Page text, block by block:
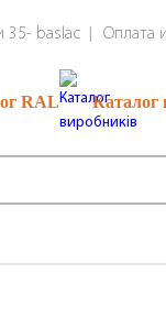
35- baslac Оплата
RAL Каталог